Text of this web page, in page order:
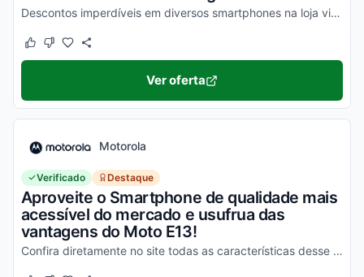
Descontos imperdíveis em diversos smartphones na loja virtual, incluindo o Moto Edge 30 Neo. Confira!
Este cupom funcionou
Este cupom não funcionou
Ver oferta
Motorola
Verificado Destaque
Aproveite o Smartphone de qualidade mais
acessível do mercado e usufrua das
vantagens do Moto E13!
Confira diretamente no site todas as características desse novo smartphone Motorola e aproveite!